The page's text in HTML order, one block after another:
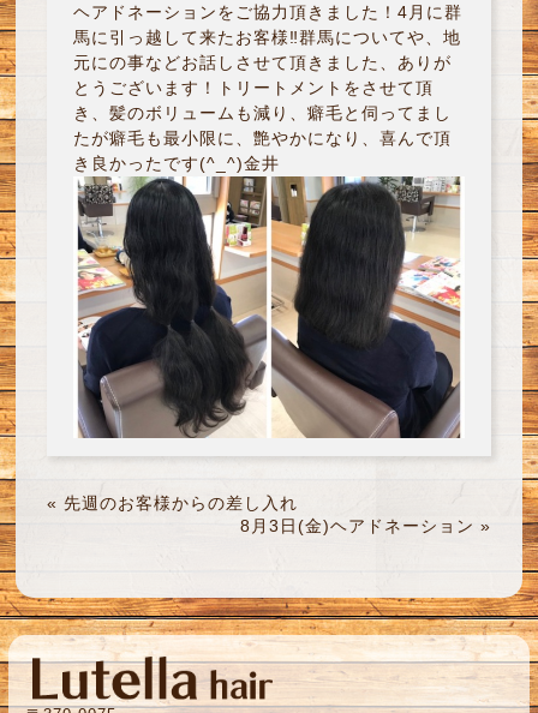
ヘアドネーションをご協力頂きました！4月に群
馬に引っ越して来たお客様‼︎群馬についてや、地
元にの事などお話しさせて頂きました、ありが
とうございます！トリートメントをさせて頂
き、髪のボリュームも減り、癖毛と伺ってまし
たが癖毛も最小限に、艶やかになり、喜んで頂
き良かったです(^_^)金井
« 先週のお客様からの差し入れ
8月3日(金)ヘアドネーション »